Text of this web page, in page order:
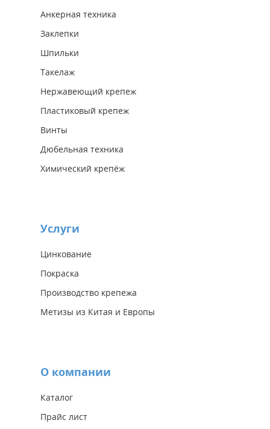
Анкерная техника
Заклепки
Шпильки
Такелаж
Нержавеющий крепеж
Пластиковый крепеж
Винты
Дюбельная техника
Химический крепёж
Услуги
Цинкование
Покраска
Производство крепежа
Метизы из Китая и Европы
О компании
Каталог
Прайс лист